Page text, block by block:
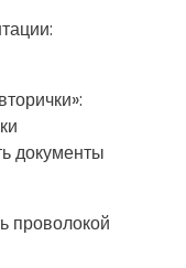
документы
проволокой